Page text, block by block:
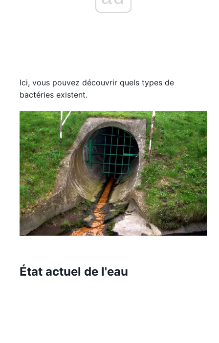
Ici, vous pouvez découvrir quels types de
bactéries existent.
État actuel de l'eau